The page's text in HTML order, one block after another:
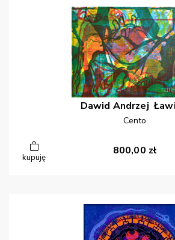
Dawid Andrzej
Cento
kupuję
800,00 zł